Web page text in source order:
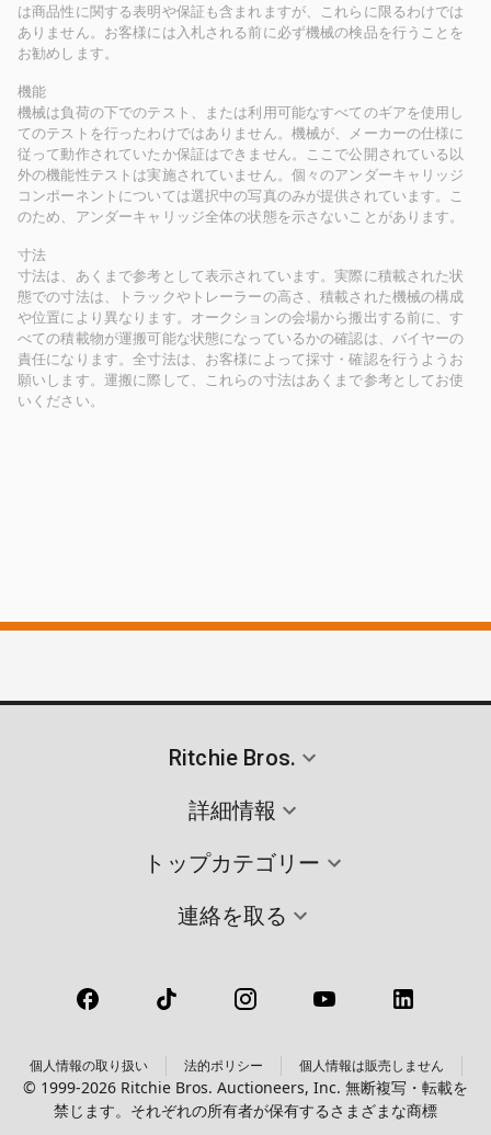
は商品性に関する表明や保証も含まれますが、これらに限るわけでは
ありません。お客様には入札される前に必ず機械の検品を行うことを
お勧めします。
機能
機械は負荷の下でのテスト、または利用可能なすべてのギアを使用し
てのテストを行ったわけではありません。機械が、メーカーの仕様に
従って動作されていたか保証はできません。ここで公開されている以
外の機能性テストは実施されていません。個々のアンダーキャリッジ
コンポーネントについては選択中の写真のみが提供されています。こ
のため、アンダーキャリッジ全体の状態を示さないことがあります。
寸法
寸法は、あくまで参考として表示されています。実際に積載された状
態での寸法は、トラックやトレーラーの高さ、積載された機械の構成
や位置により異なります。オークションの会場から搬出する前に、す
べての積載物が運搬可能な状態になっているかの確認は、バイヤーの
責任になります。全寸法は、お客様によって採寸・確認を行うようお
願いします。運搬に際して、これらの寸法はあくまで参考としてお使
いください。
Ritchie Bros.
詳細情報
トップカテゴリー
連絡を取る
個人情報の取り扱い 法的ポリシー 個人情報は販売しません
© 1999-2026 Ritchie Bros. Auctioneers, Inc. 無断複写・転載を
禁じます。それぞれの所有者が保有するさまざまな商標